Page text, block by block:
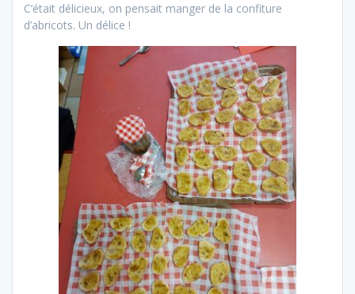
C’était délicieux, on pensait manger de la confiture
d’abricots. Un délice !